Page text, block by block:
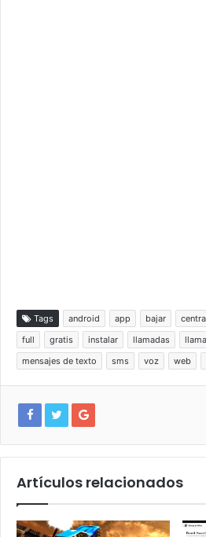
Tags android app bajar
full
gratis instalar llamadas
mensajes de texto
sms voz web
Artículos relacionados